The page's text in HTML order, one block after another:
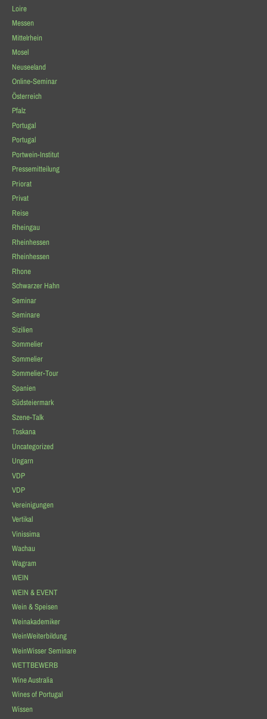
Loire
Messen
Mittelrhein
Mosel
Neuseeland
Online-Seminar
Österreich
Pfalz
Portugal
Portugal
Portwein-Institut
Pressemitteilung
Priorat
Privat
Reise
Rheingau
Rheinhessen
Rheinhessen
Rhone
Schwarzer Hahn
Seminar
Seminare
Sizilien
Sommelier
Sommelier
Sommelier-Tour
Spanien
Südsteiermark
Szene-Talk
Toskana
Uncategorized
Ungarn
VDP
VDP
Vereinigungen
Vertikal
Vinissima
Wachau
Wagram
WEIN
WEIN & EVENT
Wein & Speisen
Weinakademiker
WeinWeiterbildung
WeinWisser Seminare
WETTBEWERB
Wine Australia
Wines of Portugal
Wissen